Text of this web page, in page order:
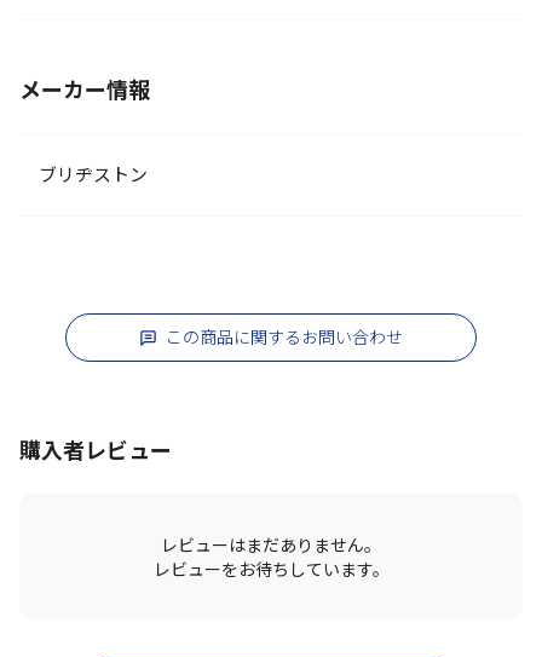
メーカー情報
ブリヂストン
この商品に関するお問い合わせ
購入者レビュー
レビューはまだありません。
レビューをお待ちしています。